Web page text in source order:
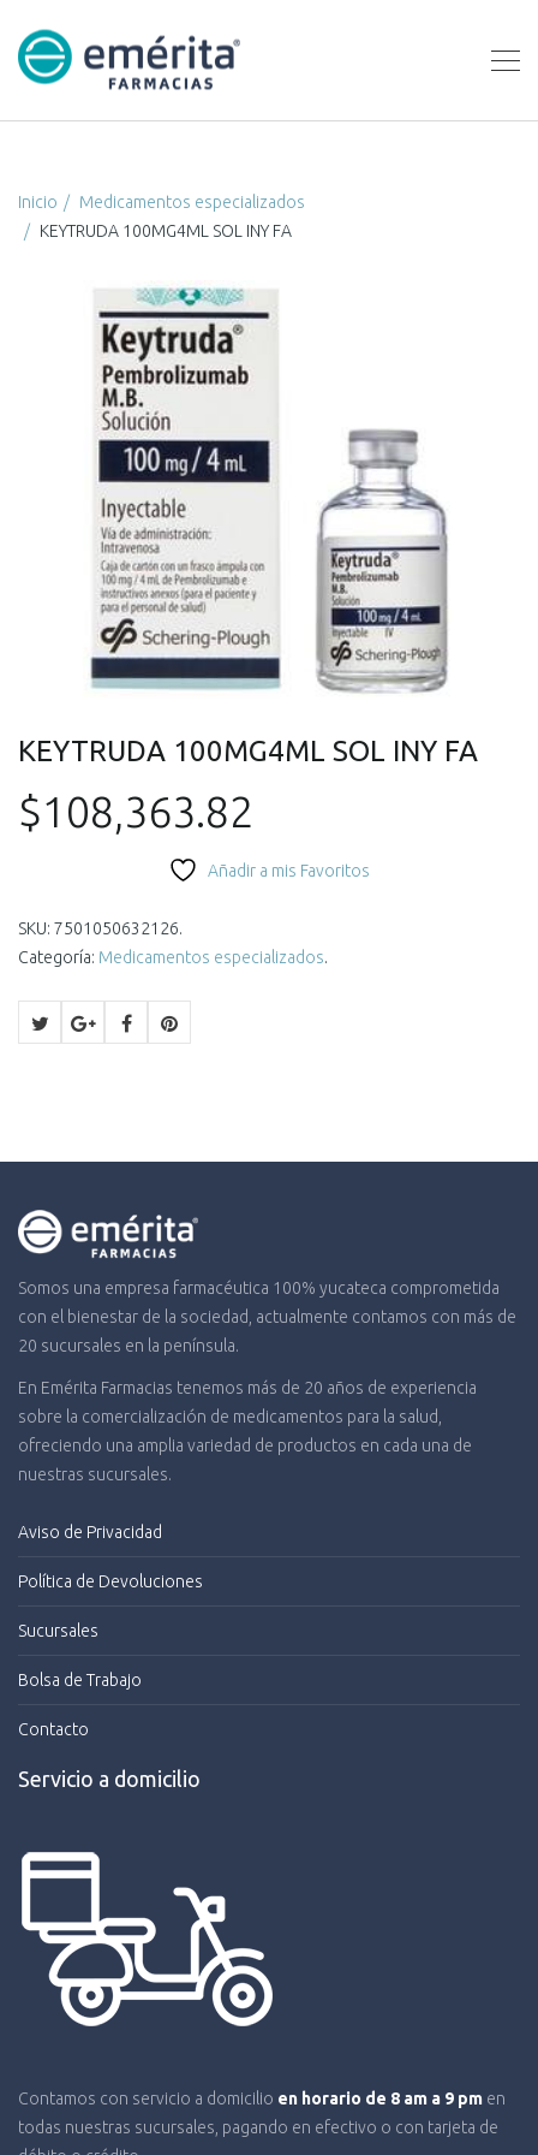
Inicio
Medicamentos especializados
KEYTRUDA 100MG4ML SOL INY FA
KEYTRUDA 100MG4ML SOL INY FA
$108,363.82
Añadir a mis Favoritos
SKU: 7501050632126.
Categoría: Medicamentos especializados.
Somos una empresa farmacéutica 100% yucateca comprometida
con el bienestar de la sociedad, actualmente contamos con más de
20 sucursales en la península.
En Emérita Farmacias tenemos más de 20 años de experiencia
sobre la comercialización de medicamentos para la salud,
ofreciendo una amplia variedad de productos en cada una de
nuestras sucursales.
Aviso de Privacidad
Política de Devoluciones
Sucursales
Bolsa de Trabajo
Contacto
Servicio a domicilio
Contamos con servicio a domicilio en horario de 8 am a 9 pm en
todas nuestras sucursales, pagando en efectivo o con tarjeta de